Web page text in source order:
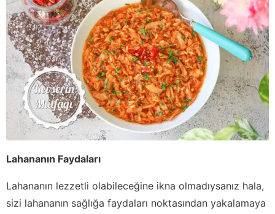
Lahananın Faydaları
Lahananın lezzetli olabileceğine ikna olmadıysanız hala,
sizi lahananın sağlığa faydaları noktasından yakalamaya